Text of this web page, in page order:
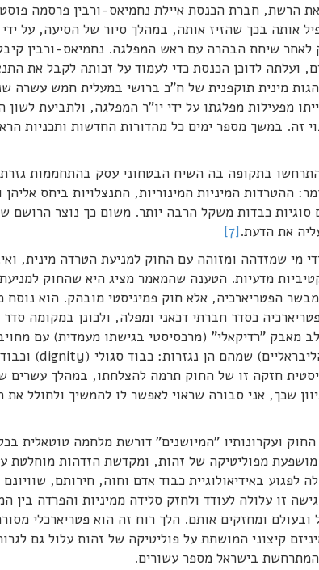
הרשת, חברת הכנסת איילת נחמיאס-ורבין פרסמה
אותה בכך שהזיז אותה, במהלך סיור של הסיעה, על
שיחת הבהרה עם ראש המפלגה. נחמיאס-ורבין
ועלתה לדוכן הכנסת כדי לעמוד על זכותה לקבל את
מינית תוקפנית של ח"כ ברושי במעלית חמש עשרה
מפעילות מפלגתו על ידי יו"ר המפלגה, ולתביעת לשון
זה. במשך מספר ימים כל מהדורות החדשות ותכניות
בתקופה בה השיח הבטחוני עסק בהתחממות
ההטרדות המיניות המינוריות, התנצלויות ביחס
סוגיות כבדות משקל הרבה יותר. משום כך נוצר
את הדעת.[7]
מי שמזדהה ומזוהה עם החוק למניעת הטרדה מינית,
מדעיות. הטענה שהמאמר מציג היא שהחוק
הפטריארכיה, אלא חוק פמיניסטי מובהק. הוא
כסדר חברתי דכאני ומפלה, ולכונן במקומה
מאבק "רדיקאלי" (מרכסיסטי בגישתו מעמדית) עם
חזקה זו של החוק תרמה להצלחתו, במהלך עשרים
שכך, אני סבורה שראוי לאפשר לו להמשיך ולחולל את
ועקרונותיו "המיושנים" דורשת מלחמה טוטאלית
מפוליטיקה של זהות, ומקדשת הזדהות מוחלטת
לפגוע באידיאולוגיית כבוד אדם וחוה, חירותם, שוויונם
זו עלולה לעודד ולחזק סלידה ממיניות והפרדה בין
ומחזקים אותם. הלך רוח זה הוא פטריארכלי
קיצוני המושתת על פוליטיקה של זהות עלול גם
בישראל מספר עשורים.